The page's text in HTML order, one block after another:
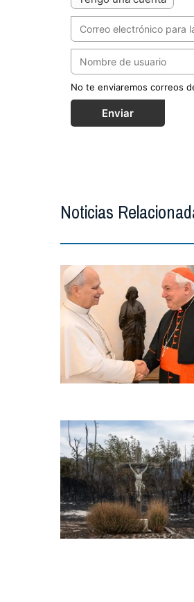
No te enviaremos correos
Enviar
Noticias